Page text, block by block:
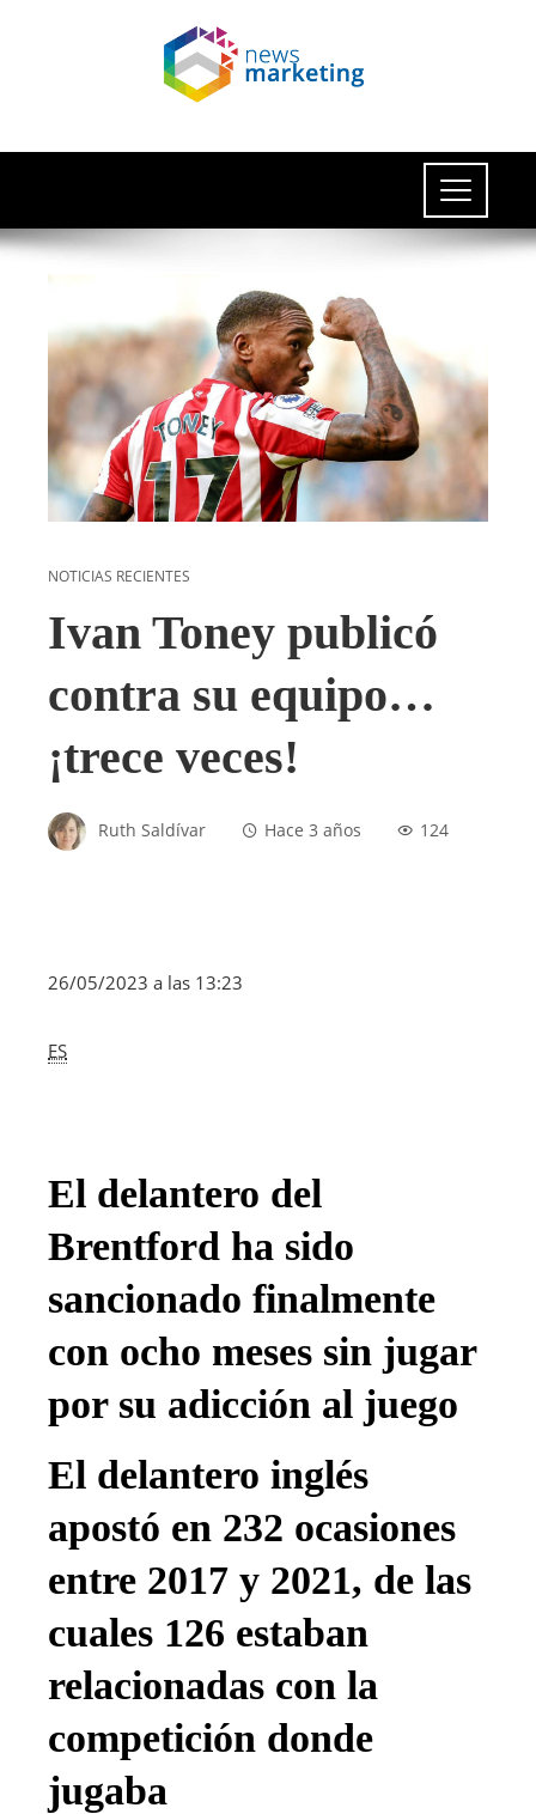
NOTICIAS RECIENTES
Ivan Toney publicó
contra su equipo…
¡trece veces!
Ruth Saldívar Hace 3 años 124
26/05/2023 a las 13:23
ES
El delantero del
Brentford ha sido
sancionado finalmente
con ocho meses sin jugar
por su adicción al juego
El delantero inglés
apostó en 232 ocasiones
entre 2017 y 2021, de las
cuales 126 estaban
relacionadas con la
competición donde
jugaba